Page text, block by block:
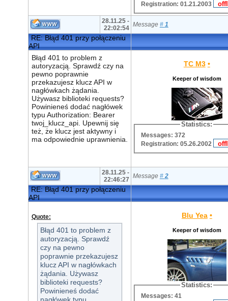
Registration: 01.21.2003
28.11.25 -
22:02:54 Message # 1
RE: Błąd 401 przy połączeniu
API
Błąd 401 to problem z
autoryzacją. Sprawdź czy na
pewno poprawnie
przekazujesz klucz API w
nagłówkach żądania.
Używasz biblioteki requests?
Powinieneś dodać nagłówek
typu Authorization: Bearer
twoj_klucz_api. Upewnij się
też, że klucz jest aktywny i
ma odpowiednie uprawnienia.
TC M3 •
Keeper of wisdom
Statistics:
Messages: 372
Registration: 05.26.2002
28.11.25 -
22:46:27 Message # 2
RE: Błąd 401 przy połączeniu
API
Quote:
Błąd 401 to problem z
autoryzacją. Sprawdź
czy na pewno
poprawnie przekazujesz
klucz API w nagłówkach
żądania. Używasz
biblioteki requests?
Powinieneś dodać
Blu Yea •
Keeper of wisdom
Statistics:
Messages: 41